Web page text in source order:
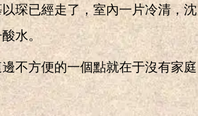
已經走了，室內一片冷清，沈
水。
方便的一個點就在于沒有家庭